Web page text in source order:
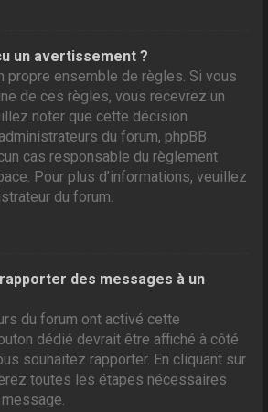
un avertissement ?
propre ensemble de règles. Si vous
de ces règles, vous recevrez un
noter que cette décision
administrateurs du forum, phpBB
cas responsable du règlement
Pour plus d’informations, veuillez
du forum.
des messages à un
du forum ont activé cette
dédié devrait être affiché à côté
souhaitez rapporter. En cliquant sur
toutes les étapes nécessaires